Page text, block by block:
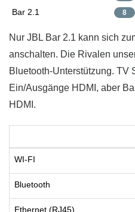
Bar 2.1 8
Nur JBL Bar 2.1 kann sich
anschalten. Die Rivalen
Bluetooth-Unterstützung. TV
Ein/Ausgänge HDMI, aber
HDMI.
WI-FI
Bluetooth
Ethernet (RJ45)